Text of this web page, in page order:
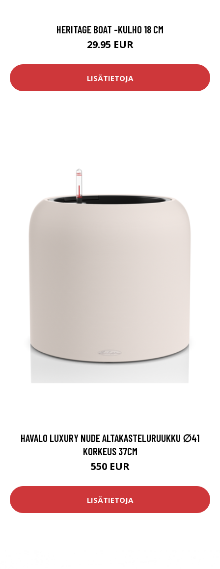
HERITAGE BOAT -KULHO 18 CM
29.95 EUR
LISÄTIETOJA
HAVALO LUXURY NUDE ALTAKASTELURUUKKU ∅41
KORKEUS 37CM
550 EUR
LISÄTIETOJA